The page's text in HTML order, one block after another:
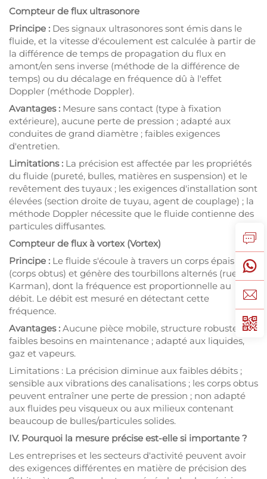
Compteur de flux ultrasonore
Principe : Des signaux ultrasonores sont émis dans le
fluide, et la vitesse d'écoulement est calculée à partir de
la différence de temps de propagation du flux en
amont/en sens inverse (méthode de la différence de
temps) ou du décalage en fréquence dû à l'effet
Doppler (méthode Doppler).
Avantages : Mesure sans contact (type à fixation
extérieure), aucune perte de pression ; adapté aux
conduites de grand diamètre ; faibles exigences
d'entretien.
Limitations : La précision est affectée par les propriétés
du fluide (pureté, bulles, matières en suspension) et le
revêtement des tuyaux ; les exigences d'installation sont
élevées (section droite de tuyau, agent de couplage) ; la
méthode Doppler nécessite que le fluide contienne des
particules diffusantes.
Compteur de flux à vortex (Vortex)
Principe : Le fluide s'écoule à travers un corps épais
(corps obtus) et génère des tourbillons alternés (rue de
Karman), dont la fréquence est proportionnelle au
débit. Le débit est mesuré en détectant cette
fréquence.
Avantages : Aucune pièce mobile, structure robuste,
faibles besoins en maintenance ; adapté aux liquides,
gaz et vapeurs.
Limitations : La précision diminue aux faibles débits ;
sensible aux vibrations des canalisations ; les corps obtus
peuvent entraîner une perte de pression ; non adapté
aux fluides peu visqueux ou aux milieux contenant
beaucoup de bulles/particules solides.
IV. Pourquoi la mesure précise est-elle si importante ?
Les entreprises et les secteurs d'activité peuvent avoir
des exigences différentes en matière de précision des